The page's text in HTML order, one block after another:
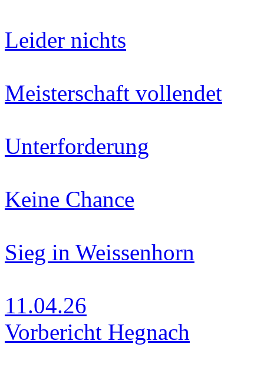
Leider nichts
Meisterschaft vollendet
Unterforderung
Keine Chance
Sieg in Weissenhorn
11.04.26
Vorbericht Hegnach